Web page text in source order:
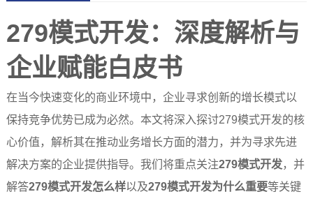
279模式开发：深度解析与
企业赋能白皮书
在当今快速变化的商业环境中，企业寻求创新的增长模式以
保持竞争优势已成为必然。本文将深入探讨279模式开发的核
心价值，解析其在推动业务增长方面的潜力，并为寻求先进
解决方案的企业提供指导。我们将重点关注279模式开发，并
解答279模式开发怎么样以及279模式开发为什么重要等关键